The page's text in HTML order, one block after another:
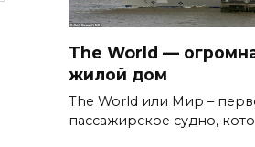
The World —
жилой дом
The World или Мир –
пассажирское судно,